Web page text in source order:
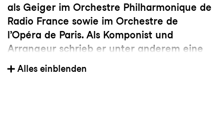
als Geiger im Orchestre Philharmonique de
Radio France sowie im Orchestre de
l’Opéra de Paris. Als Komponist und
Arrangeur schrieb er unter anderem eine
neue Orchesterpartitur zu dem
Stummfilmklassiker Das Cabinet des Dr.
Alles einblenden